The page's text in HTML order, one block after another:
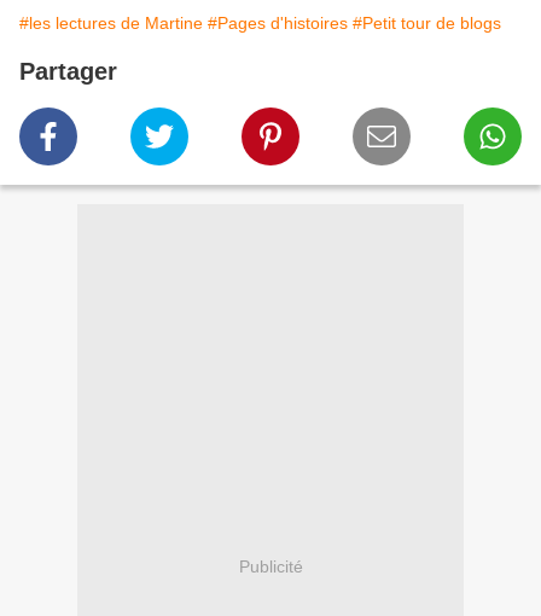
#les lectures de Martine #Pages d'histoires #Petit tour de blogs
Partager
Publicité